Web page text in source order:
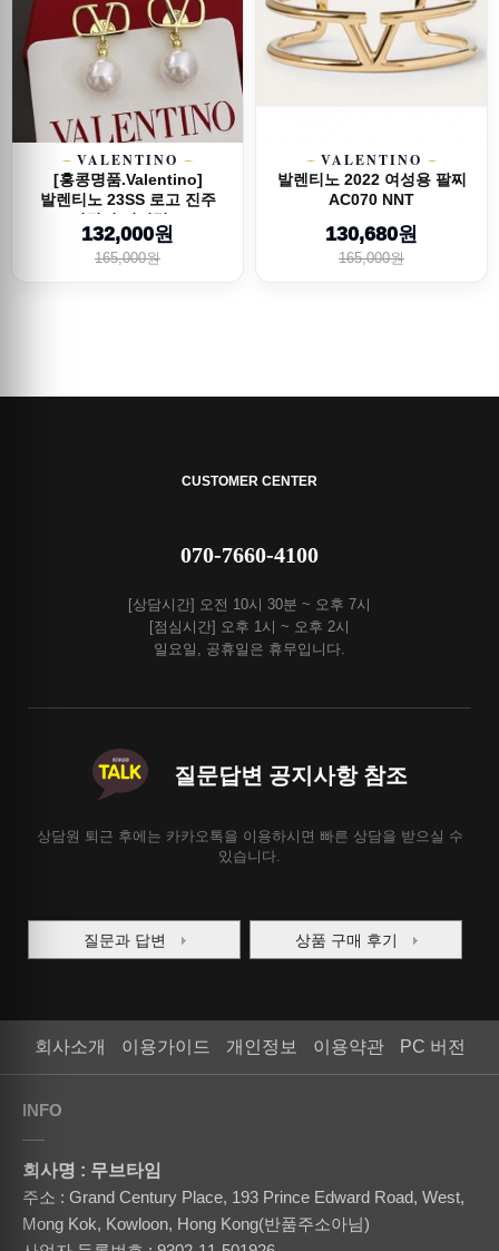
VALENTINO
[홍콩명품.Valentino]
발렌티노 23SS 로고 진주
귀걸이 이어링,...
132,000원
165,000원
VALENTINO
발렌티노 2022 여성용 팔찌
AC070 NNT
130,680원
165,000원
CUSTOMER CENTER
070-7660-4100
[상담시간] 오전 10시 30분 ~ 오후 7시
[점심시간] 오후 1시 ~ 오후 2시
일요일, 공휴일은 휴무입니다.
질문답변 공지사항 참조
상담원 퇴근 후에는 카카오톡을 이용하시면 빠른 상담을 받으실 수
있습니다.
질문과 답변 상품 구매 후기
회사소개 이용가이드 개인정보 이용약관 PC 버전
INFO
회사명 : 무브타임
주소 : Grand Century Place, 193 Prince Edward Road, West,
Mong Kok, Kowloon, Hong Kong(반품주소아님)